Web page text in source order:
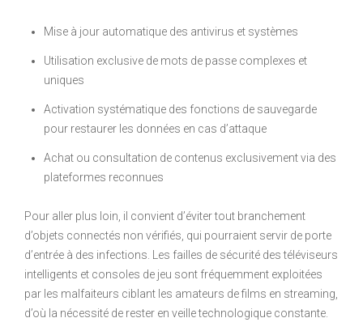
Mise à jour automatique des antivirus et systèmes
Utilisation exclusive de mots de passe complexes et
uniques
Activation systématique des fonctions de sauvegarde
pour restaurer les données en cas d’attaque
Achat ou consultation de contenus exclusivement via des
plateformes reconnues
Pour aller plus loin, il convient d’éviter tout branchement
d’objets connectés non vérifiés, qui pourraient servir de porte
d’entrée à des infections. Les failles de sécurité des téléviseurs
intelligents et consoles de jeu sont fréquemment exploitées
par les malfaiteurs ciblant les amateurs de films en streaming,
d’où la nécessité de rester en veille technologique constante.